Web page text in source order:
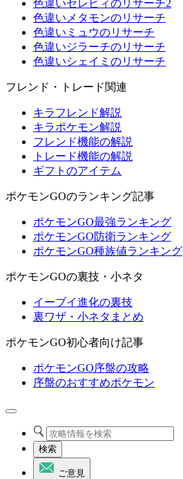
色違いセレビィのリサーチ2
色違いメタモンのリサーチ
色違いミュウのリサーチ
色違いジラーチのリサーチ
色違いシェイミのリサーチ
フレンド・トレード関連
キラフレンド解説
キラポケモン解説
フレンド機能の解説
トレード機能の解説
ギフトのアイテム
ポケモンGOのランキング記事
ポケモンGO最強ランキング
ポケモンGO防衛ランキング
ポケモンGO種族値ランキング
ポケモンGOの裏技・小ネタ
イーブイ進化の裏技
裏ワザ・小ネタまとめ
ポケモンGO初心者向け記事
ポケモンGO序盤の攻略
序盤のおすすめポケモン
検索
ご意見